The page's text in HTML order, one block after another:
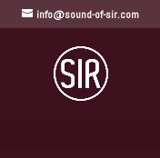
info@sound-of-sir.com